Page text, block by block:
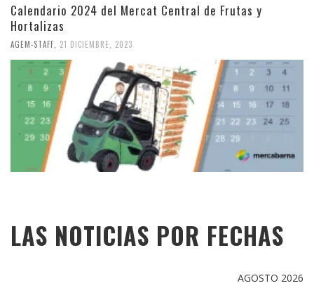
Calendario 2024 del Mercat Central de Frutas y
Hortalizas
AGEM-STAFF 21 DICIEMBRE, 2023
LAS NOTICIAS POR FECHAS
AGOSTO 2026